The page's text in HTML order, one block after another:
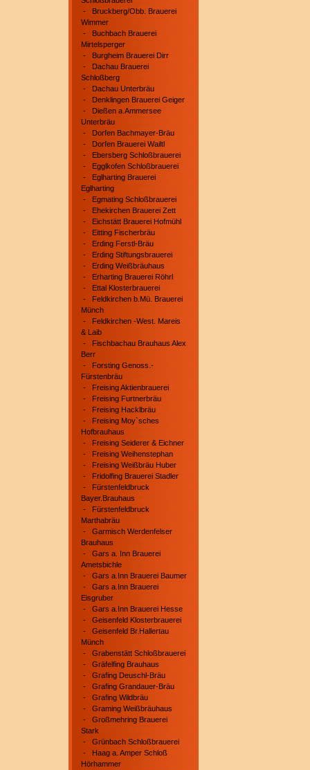
- Bruckberg/Obb. Brauerei
Wimmer
- Buchbach Brauerei
Mirtelsperger
- Burgheim Brauerei Dirr
- Dachau Brauerei
Schloßberg
- Dachau Unterbräu
- Denklingen Brauerei Geiger
- Dießen a.Ammersee
Unterbräu
- Dorfen Bachmayer-Bräu
- Dorfen Brauerei Wailtl
- Ebersberg Schloßbrauerei
- Egglkofen Schloßbrauerei
- Eglharting Brauerei
Eglharting
- Egmating Schloßbrauerei
- Ehekirchen Brauerei Zett
- Eichstätt Brauerei Hofmühl
- Eitting Fischerbräu
- Erding Ferstl-Bräu
- Erding Stiftungsbrauerei
- Erding Weißbräuhaus
- Erharting Brauerei Röhrl
- Ettal Klosterbrauerei
- Feldkirchen b.Mü. Brauerei
Münch
- Feldkirchen -West. Mareis
& Laib
- Fischbachau Brauhaus Alex
Berr
- Forsting Genoss.-
Fürstenbräu
- Freising Aktienbrauerei
- Freising Furtnerbräu
- Freising Hacklbräu
- Freising Moy`sches
Hofbrauhaus
- Freising Seiderer & Eichner
- Freising Weihenstephan
- Freising Weißbräu Huber
- Fridolfing Brauerei Stadler
- Fürstenfeldbruck
Bayer.Brauhaus
- Fürstenfeldbruck
Marthabräu
- Garmisch Werdenfelser
Brauhaus
- Gars a. Inn Brauerei
Ametsbichle
- Gars a.Inn Brauerei Baumer
- Gars a.Inn Brauerei
Eisgruber
- Gars a.Inn Brauerei Hesse
- Geisenfeld Klosterbrauerei
- Geisenfeld Br.Hallertau
Münch
- Grabenstätt Schloßbrauerei
- Gräfelfing Brauhaus
- Grafing Deuschl-Bräu
- Grafing Grandauer-Bräu
- Grafing Wildbräu
- Graming Weißbräuhaus
- Großmehring Brauerei
Stark
- Grünbach Schloßbrauerei
- Haag a. Amper Schloß
Hörhammer